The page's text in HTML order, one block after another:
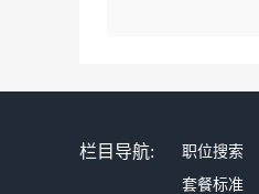
栏目导航: 职位搜索
套餐标准